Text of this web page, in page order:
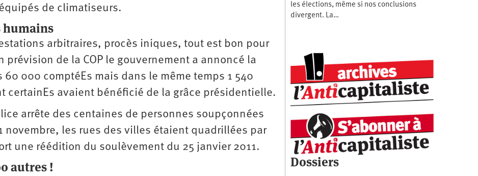
de climatiseurs.
humains
arbitraires, procès iniques, tout est bon pour
de la COP le gouvernement a annoncé la
000 comptéEs mais dans le même temps 1 540
certainEs avaient bénéficié de la grâce présidentielle.
arrête des centaines de personnes soupçonnées
novembre, les rues des villes étaient quadrillées par
une réédition du soulèvement du 25 janvier 2011.
autres !
les élections, même si nos conclusions
divergent. La…
Dossiers